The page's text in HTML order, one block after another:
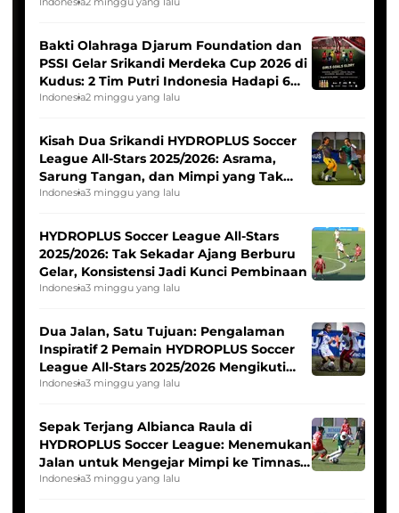
Bakti Olahraga Djarum Foundation dan
PSSI Gelar Srikandi Merdeka Cup 2026 di
Kudus: 2 Tim Putri Indonesia Hadapi 6
Tim Asia
Indonesia2 minggu yang lalu
Kisah Dua Srikandi HYDROPLUS Soccer
League All-Stars 2025/2026: Asrama,
Sarung Tangan, dan Mimpi yang Tak
Pernah Padam
Indonesia3 minggu yang lalu
HYDROPLUS Soccer League All-Stars
2025/2026: Tak Sekadar Ajang Berburu
Gelar, Konsistensi Jadi Kunci Pembinaan
Indonesia3 minggu yang lalu
Dua Jalan, Satu Tujuan: Pengalaman
Inspiratif 2 Pemain HYDROPLUS Soccer
League All-Stars 2025/2026 Mengikuti
Seleksi Timnas Indonesia Putri
Indonesia3 minggu yang lalu
Sepak Terjang Albianca Raula di
HYDROPLUS Soccer League: Menemukan
Jalan untuk Mengejar Mimpi ke Timnas
Indonesia Putri
Indonesia3 minggu yang lalu